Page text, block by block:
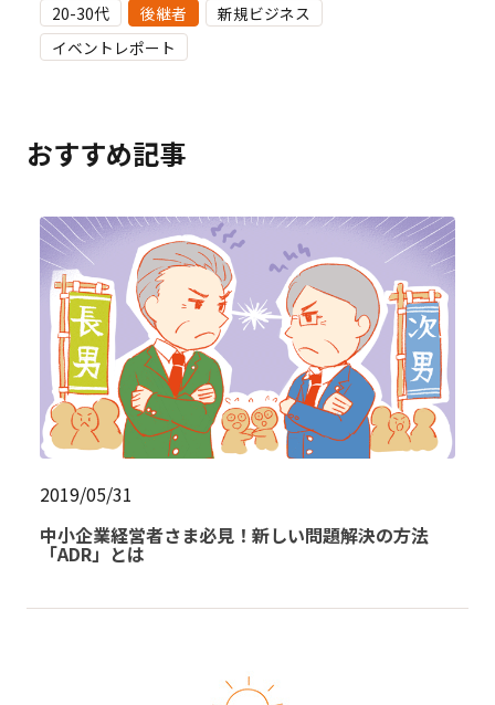
20-30代 後継者
新規ビジネス
イベントレポート
おすすめ記事
2019/05/31
中小企業経営者さま必見！新しい問題解決の方法
「ADR」とは